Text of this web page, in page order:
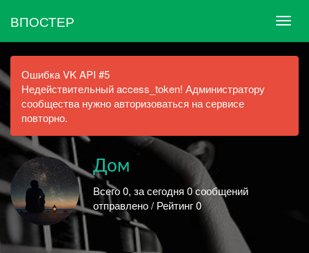
ВПОСТЕР
Ошибка VK API #5
Недействительный access_token! Администратору
сообщества нужно авторизоваться на сервисе
повторно.
Дом
Всего 0, за сегодня 0 сообщений
отправлено / Рейтинг 0